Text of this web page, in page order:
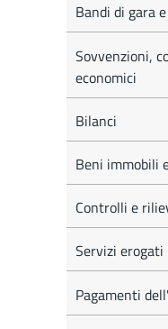
Bandi di gara
Sovvenzioni,
economici
Bilanci
Beni immobili
Controlli e
Servizi erogati
Pagamenti